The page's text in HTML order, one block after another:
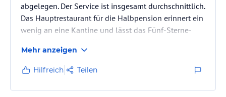
abgelegen. Der Service ist insgesamt durchschnittlich.
Das Hauptrestaurant für die Halbpension erinnert ein
wenig an eine Kantine und lässt das Fünf-Sterne-
die Preise. Ein einfacher Cappuccino kostete zum
Beispiel 8 €. Normalerweise buchen wir in solchen
Ferien immer ein paar Massagen, aber die Preise
waren uns zu hoch.
Mehr anzeigen
Hilfreich Teilen